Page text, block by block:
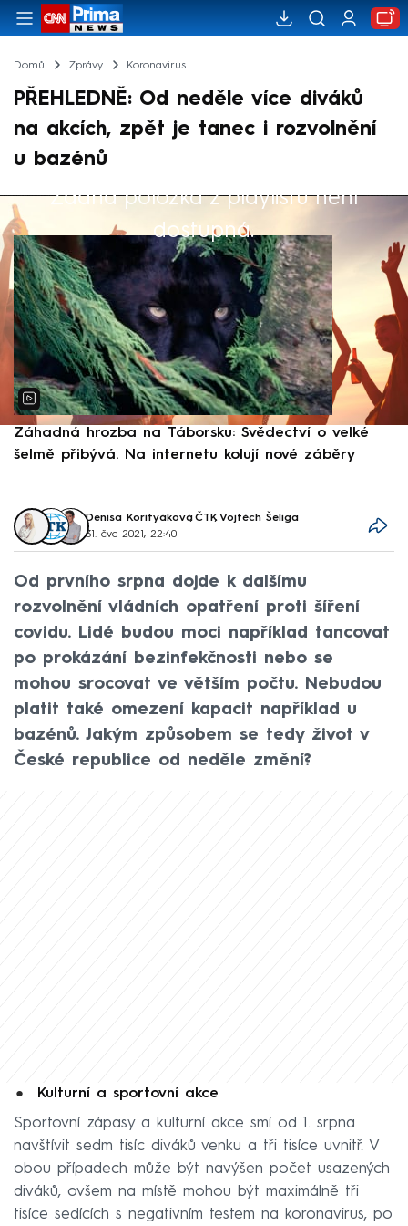
Domů Zprávy Koronavirus
PŘEHLEDNĚ: Od neděle více diváků
na akcích, zpět je tanec i rozvolnění
u bazénů
Žádná položka z playlistu není
dostupná.
Výběr redakce
Záhadná hrozba na Táborsku: Svědectví o velké
šelmě přibývá. Na internetu kolují nové záběry
Denisa Korityáková,ČTK,Vojtěch Šeliga
31. čvc 2021, 22:40
Od prvního srpna dojde k dalšímu
rozvolnění vládních opatření proti šíření
covidu. Lidé budou moci například tancovat
po prokázání bezinfekčnosti nebo se
mohou srocovat ve větším počtu. Nebudou
platit také omezení kapacit například u
bazénů. Jakým způsobem se tedy život v
České republice od neděle změní?
Kulturní a sportovní akce
Sportovní zápasy a kulturní akce smí od 1. srpna
navštívit sedm tisíc diváků venku a tři tisíce uvnitř. V
obou případech může být navýšen počet usazených
diváků, ovšem na místě mohou být maximálně tři
tisíce sedících s negativním testem na koronavirus, po